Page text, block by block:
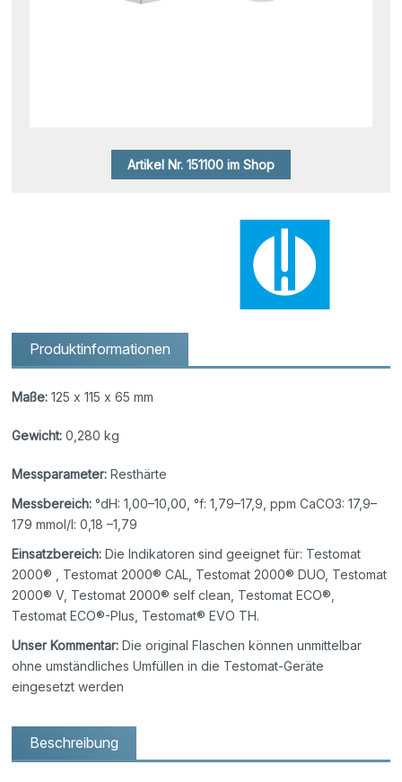
Artikel Nr. 151100 im Shop
Produktinformationen
Maße: 125 x 115 x 65 mm
Gewicht: 0,280 kg
Messparameter: Resthärte
Messbereich: °dH: 1,00–10,00, °f: 1,79–17,9, ppm CaCO3: 17,9–
179 mmol/l: 0,18 –1,79
Einsatzbereich: Die Indikatoren sind geeignet für: Testomat
2000® , Testomat 2000® CAL, Testomat 2000® DUO, Testomat
2000® V, Testomat 2000® self clean, Testomat ECO®,
Testomat ECO®-Plus, Testomat® EVO TH.
Unser Kommentar: Die original Flaschen können unmittelbar
ohne umständliches Umfüllen in die Testomat-Geräte
eingesetzt werden
Beschreibung